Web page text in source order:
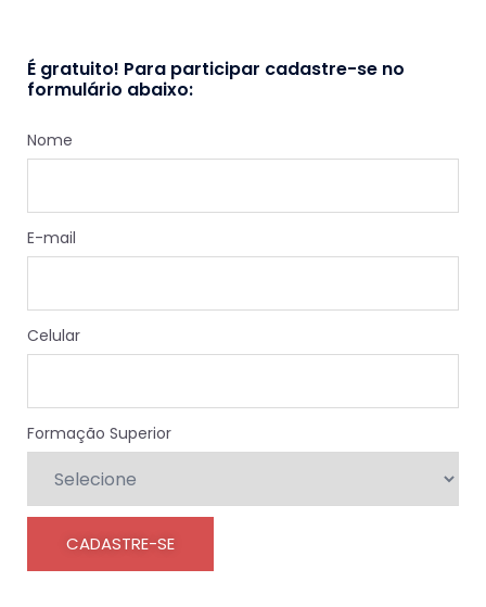
É gratuito! Para participar cadastre-se no
formulário abaixo:
Nome
E-mail
Celular
Formação Superior